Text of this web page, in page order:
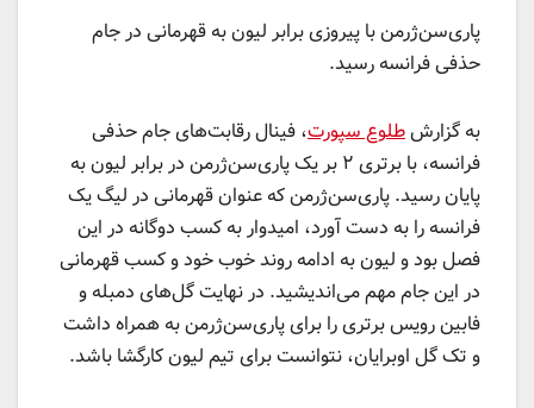
پاری‌سن‌ژرمن با پیروزی برابر لیون به قهرمانی در جام
حذفی فرانسه رسید.
به گزارشطلوع سپورت، فینال رقابت‌های جام حذفی
فرانسه، با برتری ۲ بر یک پاری‌سن‌ژرمن در برابر لیون به
پایان رسید. پاری‌سن‌ژرمن که عنوان قهرمانی در لیگ یک
فرانسه را به دست آورد، امیدوار به کسب دوگانه در این
فصل بود و لیون به ادامه روند خوب خود و کسب قهرمانی
در این جام مهم می‌اندیشید. در نهایت گل‌های دمبله و
فابین رویس برتری را برای پاری‌سن‌ژرمن به همراه داشت
و تک گل اوبرایان، نتوانست برای تیم لیون کارگشا باشد.